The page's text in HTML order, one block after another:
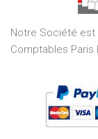
5
Notre Société est
Comptables Paris